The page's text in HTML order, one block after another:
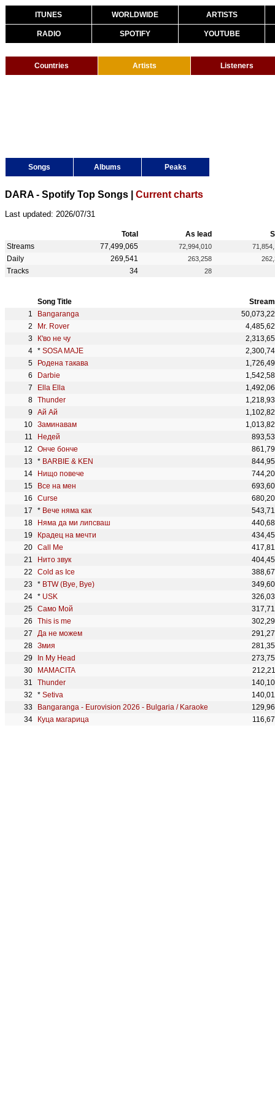
ITUNES WORLDWIDE ARTISTS
RADIO SPOTIFY YOUTUBE
Countries Artists Listeners
Songs Albums Peaks
DARA - Spotify Top Songs | Current charts
Last updated: 2026/07/31
Total As lead
Streams
77,499,065 72,994,010
Daily 269,541 263,258
Tracks 34 28
Song Title
Bangaranga
Mr. Rover
К'во не чу
* SOSA MAJE
Родена такава
Darbie
Ella Ella
Thunder
Ай Ай
Заминавам
Недей
Онче бонче
* BARBIE & KEN
Нищо повече
Все на мен
Curse
* Вече няма как
Няма да ми липсваш
Крадец на мечти
Call Me
Нито звук
Cold as Ice
* BTW (Bye, Bye)
* USK
Само Мой
This is me
Да не можем
Змия
In My Head
MAMACITA
Thunder
* Setiva
Bangaranga - Eurovision 2026 - Bulgaria / Karaoke
Куца магарица